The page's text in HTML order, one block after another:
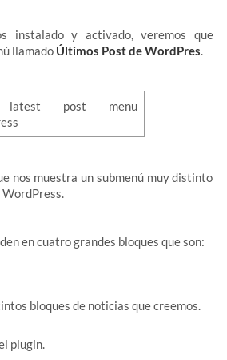
instalado y activado, veremos que
llamado Últimos Post de WordPres.
nos muestra un submenú muy distinto
en cuatro grandes bloques que son:
bloques de noticias que creemos.
plugin.